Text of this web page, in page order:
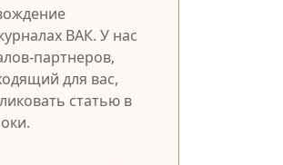
ВАК. У нас
партнеров,
для вас,
статью в